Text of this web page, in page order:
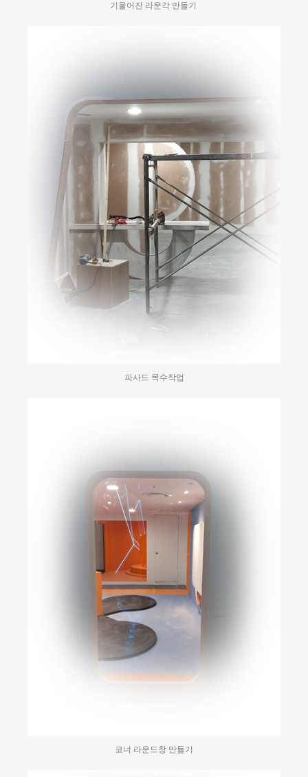
기울어진 라운각 만들기
파사드 목수작업
코너 라운드창 만들기